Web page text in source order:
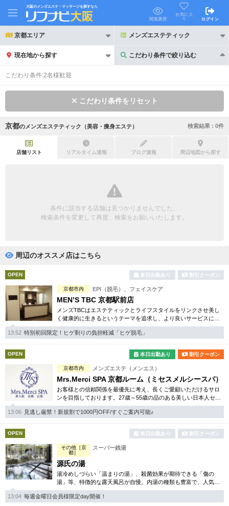
大阪のメンズエステ・マッサージを探すなら
閲覧履歴
お気に入
り
ログイン
京都エリア メンズエステティック
現在地から探す こだわり条件で絞り込む
こだわり条件で絞り込む
初回割引あり リピーター割引あり
団体様歓迎
ペアルームあり
フットバスあり 岩盤浴あり
専用駐車場あり 有資格者在籍
日本人スタッフのみ 女性スタッフのみ
スタッフ指名可 Ｗセラピスト
駅から徒歩5分以内
こだわり条件を変更
閉じる
こだわり条件:2名様歓迎
こだわり条件をリセット
京都の メンズエステティック（美容・痩身エステ） 検索結果 : 0件
店舗リスト リアルタイム速報 ブログ速報 周辺地図から探す
条件に該当する店舗は見つかりませんでした。
検索条件を変更して再度、検索をお願いいたします。
周辺のオススメ店はこちら
OPEN 本日出勤あり 割引クーポン
京都市内 EPI（脱毛）、フェイスケア
MEN’S TBC 京都駅前店
メンズTBCはエステティックとライフスタイルをリンクさせ美し
く健康的に生きるというテーマを追求し、より良いサービスに努
めています。自社開発のホームケア化粧品も多数。お得な体験コ
ースは必見です。
13:52 特別初回限定！ヒゲ剃りの負担軽減「ヒゲ脱毛」
OPEN 本日出勤あり 割引クーポン
京都市内 メンズエステ（メンエス）
Mrs.Merci SPA 京都ルーム（ミセスメルシースパ）
お客様との信頼関係を最優先に考え、長くご愛顧いただけるサロ
ンを目指しております。27歳～55歳の品のある美しい日本人セラ
ピストを厳選し、上質なおもてなしをご提供。
13:06 見逃し厳禁！新規割で1000円OFF/すぐご案内可能♪
OPEN 本日出勤あり 割引クーポン
その他［京
都］
スーパー銭湯
源氏の湯
湯冷めしづらい「温まりの湯」、殺菌効果が期待できる「傷の
湯」等、特徴的な露天風呂が自慢。内湯の種類も豊富で、人気の
ロウリュサウナも完備しています。朝風呂が開始されるので、朝
活にももってこいの温泉。
13:04 毎週金曜日会員様限定day開催！